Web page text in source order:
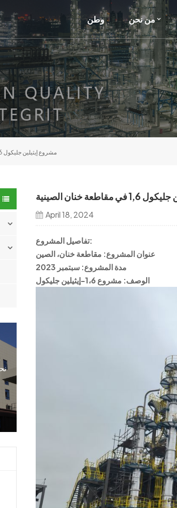
وطن من نحن
مشروع إيثيلين جليكول 1,6 في مقاطعة خنان الصينية
خنان الصينية
April 18, 2024
تفاصيل المشروع:
عنوان المشروع: مقاطعة خنان، الصين
مدة المشروع: سبتمبر 2023
الوصف: مشروع 1،6-إيثيلين جليكول